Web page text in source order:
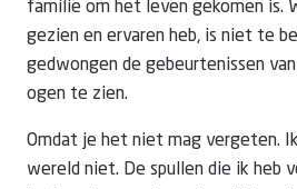
familie om het leven gekomen is.
gezien en ervaren heb, is niet te
gedwongen de gebeurtenissen
ogen te zien.
Omdat je het niet mag vergeten.
wereld niet. De spullen die ik heb